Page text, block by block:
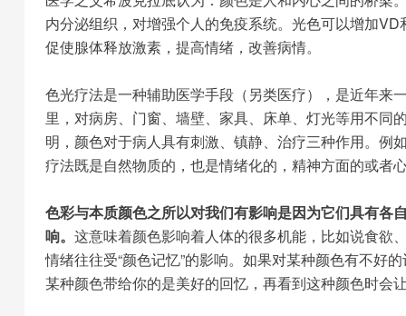
内分泌组织，对增强个人的免疫系统。光色可以增加
促使腺体释放激素，提高情绪，改善病情。
色光疗法是一种辅助医学手段（另类医疗），是近年来
里，对病房、门窗、墙壁、家具、床单、灯光等用不同
明，颜色对于病人具有刺激、镇静、治疗三种作用。例
疗法既是自然物质的，也是情绪化的，精神方面的或者
色彩与本质颜色之所以对我们有影响是因为它们具有各
响。 这意味着颜色影响着人体的很多机能，比如说食欲
情绪往往受“颜色记忆”的影响。如果对某种颜色有不好
某种颜色带给你的是美好的回忆，再看到这种颜色时会